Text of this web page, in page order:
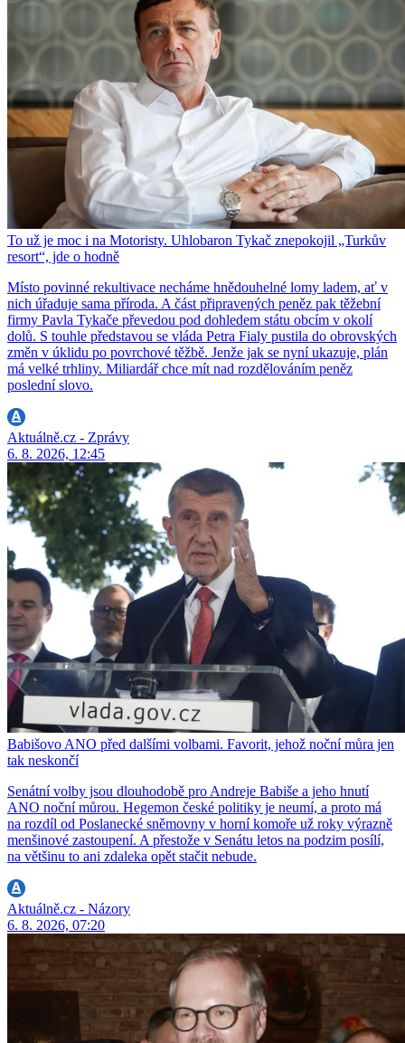
To už je moc i na Motoristy. Uhlobaron Tykač znepokojil „Turkův
resort“, jde o hodně
Místo povinné rekultivace necháme hnědouhelné lomy ladem, ať v
nich úřaduje sama příroda. A část připravených peněz pak těžební
firmy Pavla Tykače převedou pod dohledem státu obcím v okolí
dolů. S touhle představou se vláda Petra Fialy pustila do obrovských
změn v úklidu po povrchové těžbě. Jenže jak se nyní ukazuje, plán
má velké trhliny. Miliardář chce mít nad rozdělováním peněz
poslední slovo.
Aktuálně.cz - Zprávy
6. 8. 2026, 12:45
Babišovo ANO před dalšími volbami. Favorit, jehož noční můra jen
tak neskončí
Senátní volby jsou dlouhodobě pro Andreje Babiše a jeho hnutí
ANO noční můrou. Hegemon české politiky je neumí, a proto má
na rozdíl od Poslanecké sněmovny v horní komoře už roky výrazně
menšinové zastoupení. A přestože v Senátu letos na podzim posílí,
na většinu to ani zdaleka opět stačit nebude.
Aktuálně.cz - Názory
6. 8. 2026, 07:20